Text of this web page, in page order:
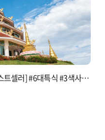
치앙마이&치앙라이 5일,6일 [베스트셀러] #6대특식 #3색사원방문 #시크릿가든 #도이수텝 #전통마사지